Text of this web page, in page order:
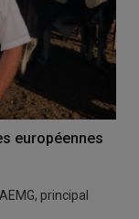
européennes
principal